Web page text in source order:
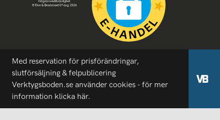
Med reservation för prisförändringar,
slutförsäljning & felpublicering
Verktygsboden.se använder cookies - för mer
information klicka här.